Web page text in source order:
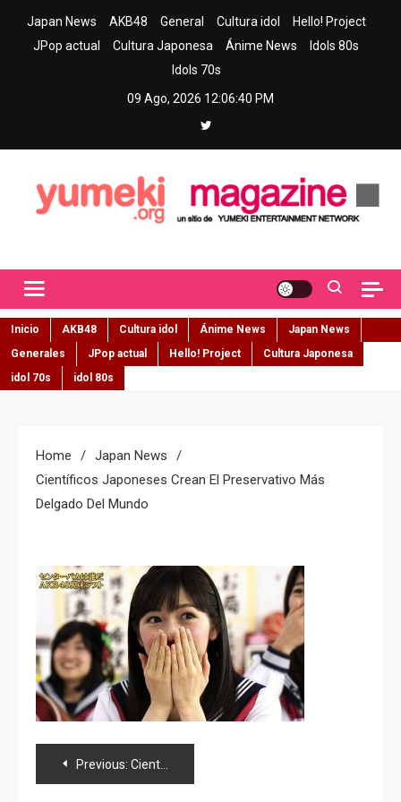
Japan News AKB48 General Cultura idol
Hello! Project
JPop actual
Cultura Japonesa Ánime News
Idols 80s
Idols 70s
09 Ago, 2026 12:06:41 PM
Inicio AKB48 Cultura idol Ánime News
Japan News
Generales
JPop actual Hello! Project
Cultura Japonesa
idol 70s
idol 80s
Home
Japan News
Científicos Japoneses Crean El Preservativo Más
Delgado Del Mundo
Navegación
Previous: Científicos japoneses crean el preservativo más delgado del mundo